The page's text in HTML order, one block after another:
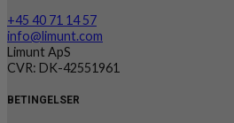
+45 40 71 14 57
info@limunt.com
Limunt ApS
CVR: DK-42551961
BETINGELSER